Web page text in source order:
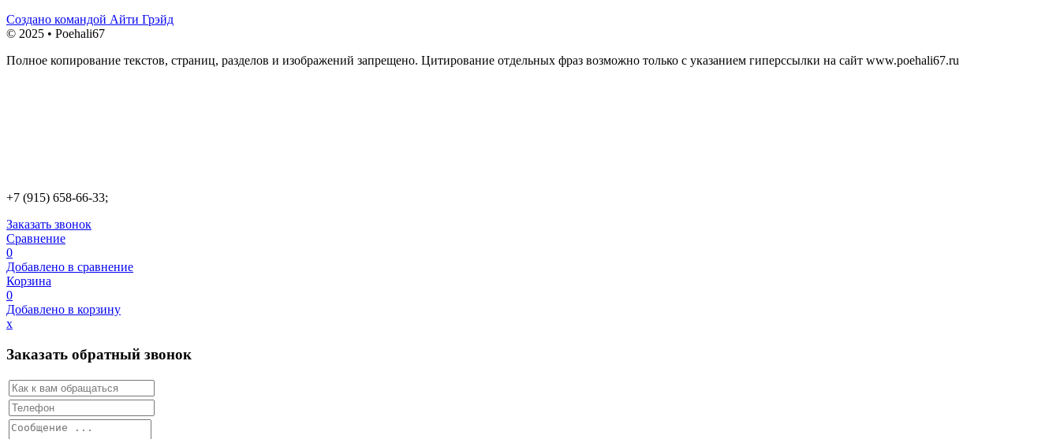
Создано командой Айти Грэйд
© 2025 • Poehali67
Полное копирование текстов, страниц, разделов и изображений запрещено. Цитирование отдельных фраз возможно только с указанием гиперссылки на сайт www.poehali67.ru
+7 (915) 658-66-33;
Заказать звонок
Сравнение
0
Добавлено в сравнение
Корзина
0
Добавлено в корзину
х
Заказать обратный звонок